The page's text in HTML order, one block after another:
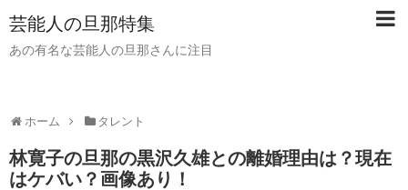
芸能人の旦那特集
あの有名な芸能人の旦那さんに注目
ホーム タレント
林寛子の旦那の黒沢久雄との離婚理由は？現在
はケバい？画像あり！